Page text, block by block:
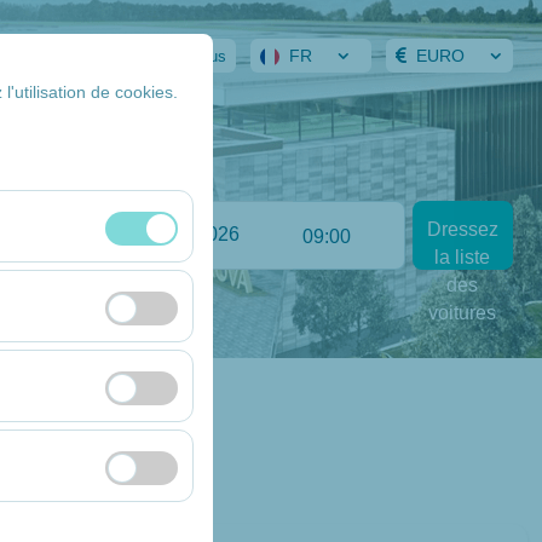
de cookies.
et aux
pages les plus
du site
et de
Identifiez-vous FR EURO
09:00
Dressez
la liste
des
voitures